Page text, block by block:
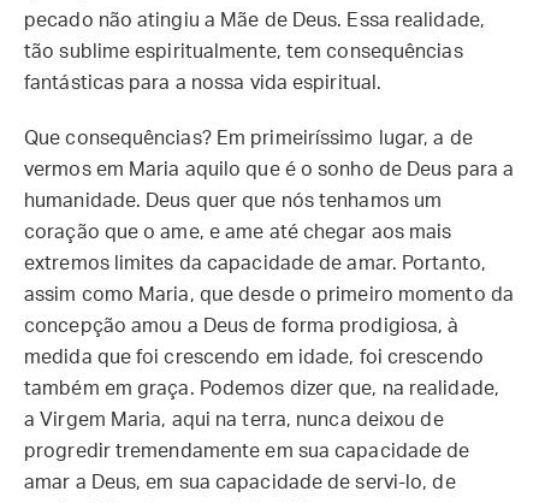
pecado não atingiu a Mãe de Deus. Essa realidade,
tão sublime espiritualmente, tem consequências
fantásticas para a nossa vida espiritual.
Que consequências? Em primeiríssimo lugar, a de
vermos em Maria aquilo que é o sonho de Deus para a
humanidade. Deus quer que nós tenhamos um
coração que o ame, e ame até chegar aos mais
extremos limites da capacidade de amar. Portanto,
assim como Maria, que desde o primeiro momento da
concepção amou a Deus de forma prodigiosa, à
medida que foi crescendo em idade, foi crescendo
também em graça. Podemos dizer que, na realidade,
a Virgem Maria, aqui na terra, nunca deixou de
progredir tremendamente em sua capacidade de
amar a Deus, em sua capacidade de servi-lo, de